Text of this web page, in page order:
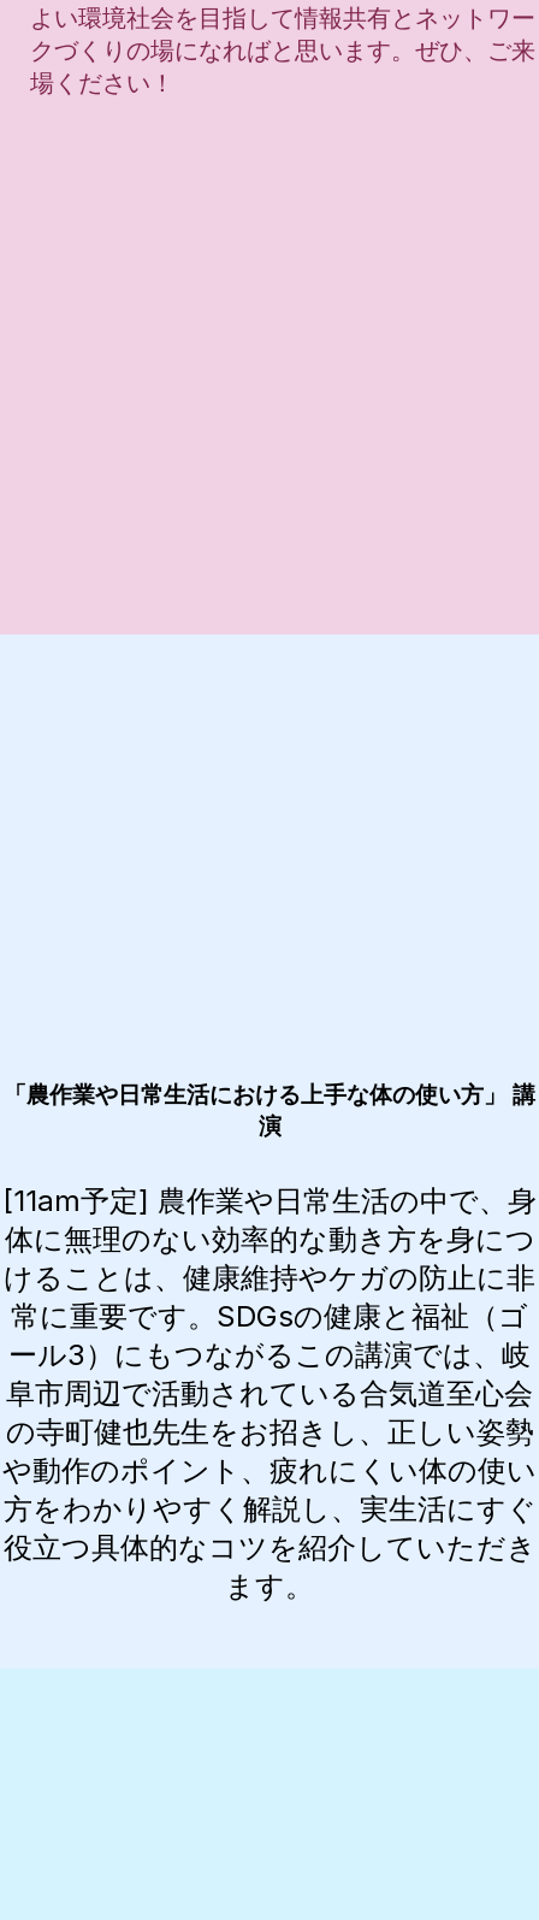
よい環境社会を目指して情報共有とネットワー
クづくりの場になればと思います。ぜひ、ご来
場ください！
「農作業や日常生活における上手な体の使い方」 講
演
[11am予定] 農作業や日常生活の中で、身
体に無理のない効率的な動き方を身につ
けることは、健康維持やケガの防止に非
常に重要です。SDGsの健康と福祉（ゴ
ール3）にもつながるこの講演では、岐
阜市周辺で活動されている合気道至心会
の寺町健也先生をお招きし、正しい姿勢
や動作のポイント、疲れにくい体の使い
方をわかりやすく解説し、実生活にすぐ
役立つ具体的なコツを紹介していただき
ます。